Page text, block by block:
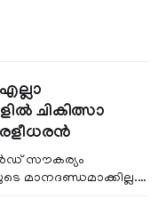
ചികിത്സാ
സൗകര്യം
മാനദണ്ഡമാക്കില്ല.